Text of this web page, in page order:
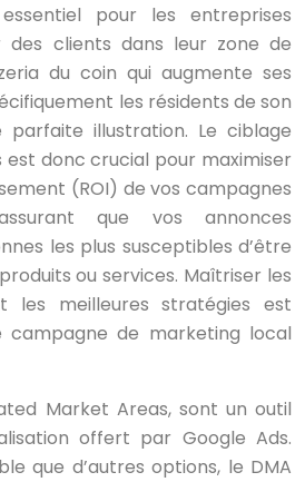
pour les entreprises
clients dans leur zone de
du coin qui augmente ses
les résidents de son
illustration. Le ciblage
donc crucial pour maximiser
(ROI) de vos campagnes
que vos annonces
les plus susceptibles d’être
ou services. Maîtriser les
les meilleures stratégies est
campagne de marketing local
Market Areas, sont un outil
offert par Google Ads.
que d’autres options, le DMA